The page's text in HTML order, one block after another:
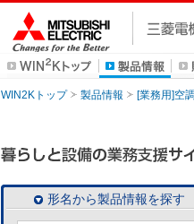
WIN2Kトップ 製品情報 [業務用]空
形名から製品情報を探す